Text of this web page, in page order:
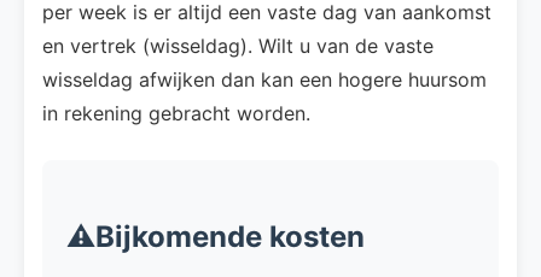
per week is er altijd een vaste dag van aankomst
en vertrek (wisseldag). Wilt u van de vaste
wisseldag afwijken dan kan een hogere huursom
in rekening gebracht worden.
⚠️Bijkomende kosten